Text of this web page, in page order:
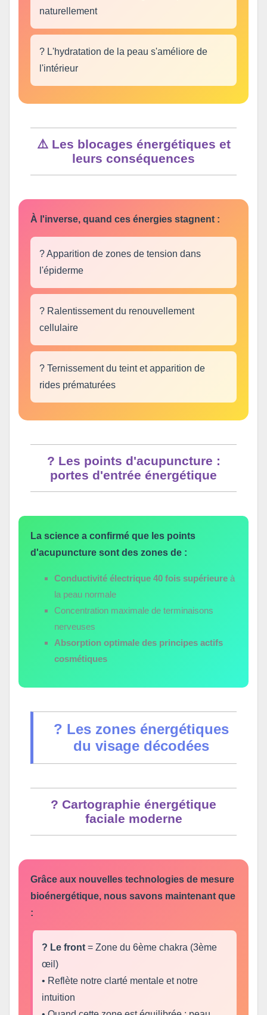
naturellement
? L'hydratation de la peau s'améliore de
l'intérieur
⚠️ Les blocages énergétiques et
leurs conséquences
À l'inverse, quand ces énergies stagnent :
? Apparition de zones de tension dans
l'épiderme
? Ralentissement du renouvellement
cellulaire
? Ternissement du teint et apparition de
rides prématurées
? Les points d'acupuncture :
portes d'entrée énergétique
La science a confirmé que les points
d'acupuncture sont des zones de :
Conductivité électrique 40 fois supérieure à
la peau normale
Concentration maximale de terminaisons
nerveuses
Absorption optimale des principes actifs
cosmétiques
?️ Les zones énergétiques
du visage décodées
? Cartographie énergétique
faciale moderne
Grâce aux nouvelles technologies de mesure
bioénergétique, nous savons maintenant que
:
? Le front = Zone du 6ème chakra (3ème
œil)
• Reflète notre clarté mentale et notre
intuition